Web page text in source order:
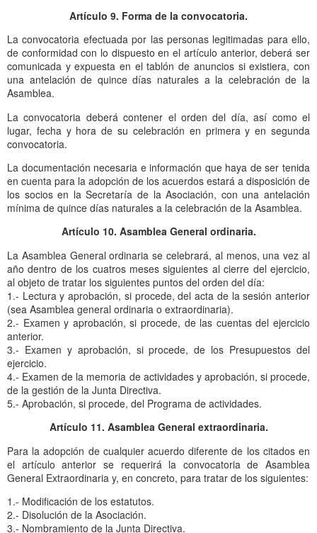
Artículo 9. Forma de la convocatoria.
La convocatoria efectuada por las personas legitimadas para ello,
de conformidad con lo dispuesto en el artículo anterior, deberá ser
comunicada y expuesta en el tablón de anuncios si existiera, con
una antelación de quince días naturales a la celebración de la
Asamblea.
La convocatoria deberá contener el orden del día, así como el
lugar, fecha y hora de su celebración en primera y en segunda
convocatoria.
La documentación necesaria e información que haya de ser tenida
en cuenta para la adopción de los acuerdos estará a disposición de
los socios en la Secretaría de la Asociación, con una antelación
mínima de quince días naturales a la celebración de la Asamblea.
Artículo 10. Asamblea General ordinaria.
La Asamblea General ordinaria se celebrará, al menos, una vez al
año dentro de los cuatros meses siguientes al cierre del ejercicio,
al objeto de tratar los siguientes puntos del orden del día:
1.- Lectura y aprobación, si procede, del acta de la sesión anterior
(sea Asamblea general ordinaria o extraordinaria).
2.- Examen y aprobación, si procede, de las cuentas del ejercicio
anterior.
3.- Examen y aprobación, si procede, de los Presupuestos del
ejercicio.
4.- Examen de la memoria de actividades y aprobación, si procede,
de la gestión de la Junta Directiva.
5.- Aprobación, si procede, del Programa de actividades.
Artículo 11. Asamblea General extraordinaria.
Para la adopción de cualquier acuerdo diferente de los citados en
el artículo anterior se requerirá la convocatoria de Asamblea
General Extraordinaria y, en concreto, para tratar de los siguientes:
1.- Modificación de los estatutos.
2.- Disolución de la Asociación.
3.- Nombramiento de la Junta Directiva.